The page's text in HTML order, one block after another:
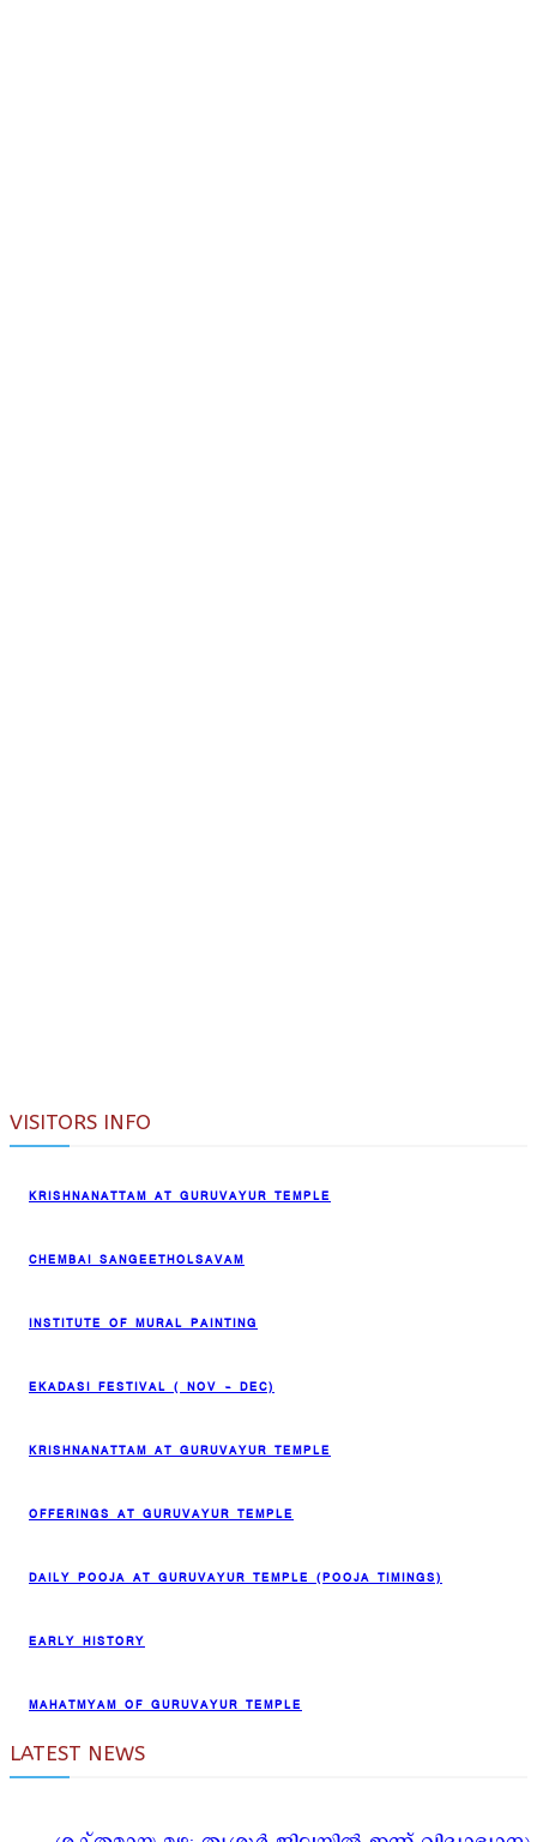
VISITORS INFO
KRISHNANATTAM AT GURUVAYUR TEMPLE
CHEMBAI SANGEETHOLSAVAM
INSTITUTE OF MURAL PAINTING
EKADASI FESTIVAL ( NOV – DEC)
KRISHNANATTAM AT GURUVAYUR TEMPLE
OFFERINGS AT GURUVAYUR TEMPLE
DAILY POOJA AT GURUVAYUR TEMPLE (POOJA TIMINGS)
EARLY HISTORY
MAHATMYAM OF GURUVAYUR TEMPLE
LATEST NEWS